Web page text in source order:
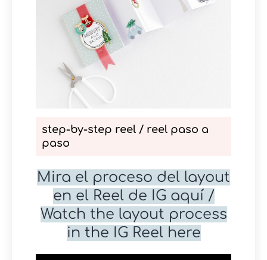
step-by-step reel / reel paso a
paso
Mira el proceso del layout
en el Reel de IG aquí /
Watch the layout process
in the IG Reel here